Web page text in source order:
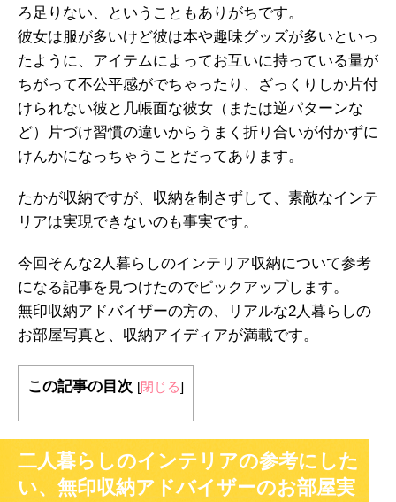
ろ足りない、ということもありがちです。
彼女は服が多いけど彼は本や趣味グッズが多いといっ
たように、アイテムによってお互いに持っている量が
ちがって不公平感がでちゃったり、ざっくりしか片付
けられない彼と几帳面な彼女（または逆パターンな
ど）片づけ習慣の違いからうまく折り合いが付かずに
けんかになっちゃうことだってあります。
たかが収納ですが、収納を制さずして、素敵なインテ
リアは実現できないのも事実です。
今回そんな2人暮らしのインテリア収納について参考
になる記事を見つけたのでピックアップします。
無印収納アドバイザーの方の、リアルな2人暮らしの
お部屋写真と、収納アイディアが満載です。
この記事の目次 [閉じる]
二人暮らしのインテリアの参考にした
い、無印収納アドバイザーのお部屋実